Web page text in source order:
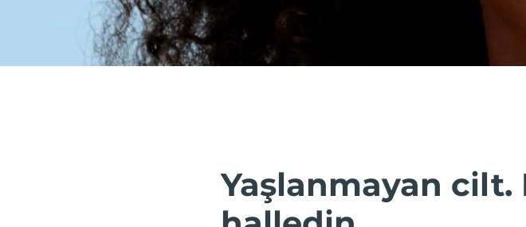
Yaşlanmayan
FAQ™ Dual LED Panel
POPÜLER